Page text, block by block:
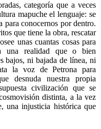
categoría que a veces
mapuche el lenguaje: se
para conocernos por dentro.
que tiene la obra, rescatar
unas cuantas cosas para
una realidad que o bien
bajos, ni bajada de línea, ni
la voz de Petrona para
desnuda nuestra propia
civilización que se
distinta, a la vez
una injusticia histórica que